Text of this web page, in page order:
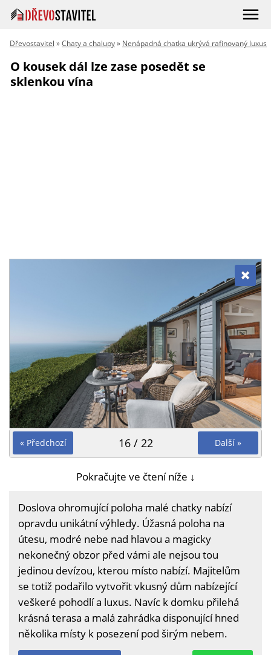
Dřevostavitel »Chaty a chalupy» Nenápadná chatka ukrývá rafinovaný luxus
O kousek dál lze zase posedět se
sklenkou vína
« Předchozí Další »
16 / 22
Pokračujte ve čtení níže ↓
Doslova ohromující poloha malé chatky nabízí
opravdu unikátní výhledy. Úžasná poloha na
útesu, modré nebe nad hlavou a magicky
nekonečný obzor před vámi ale nejsou tou
jedinou devízou, kterou místo nabízí. Majitelům
se totiž podařilo vytvořit vkusný dům nabízející
veškeré pohodlí a luxus. Navíc k domku přilehá
krásná terasa a malá zahrádka disponující hned
několika místy k posezení pod širým nebem.